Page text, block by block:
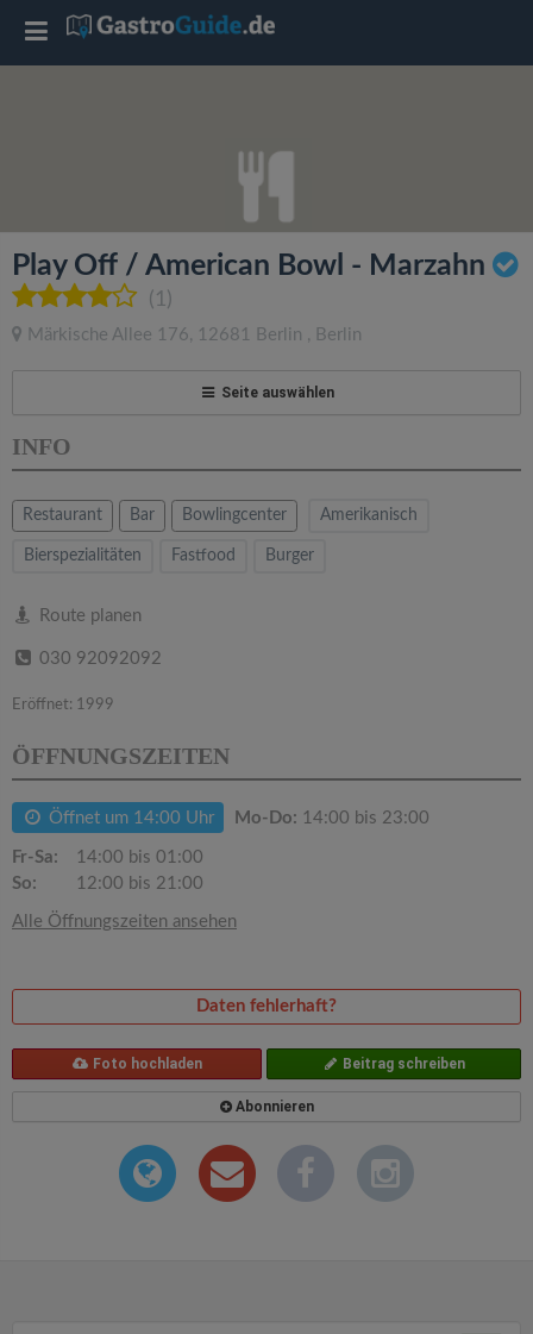
Play Off / American Bowl - Marzahn
(1)
Märkische Allee 176, 12681 Berlin , Berlin
Seite auswählen
INFO
Restaurant Bar Bowlingcenter Amerikanisch
Bierspezialitäten Fastfood Burger
Route planen
030 92092092
Eröffnet: 1999
ÖFFNUNGSZEITEN
Öffnet um 14:00 Uhr Mo-Do: 14:00 bis 23:00
Fr-Sa:
14:00 bis 01:00
So:
12:00 bis 21:00
Alle Öffnungszeiten ansehen
Daten fehlerhaft?
Foto hochladen Beitrag schreiben
Abonnieren
T
l
e
a
v
g
t
i
o